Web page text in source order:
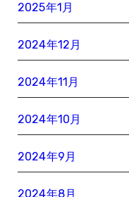
2025年1月
2024年12月
2024年11月
2024年10月
2024年9月
2024年8月